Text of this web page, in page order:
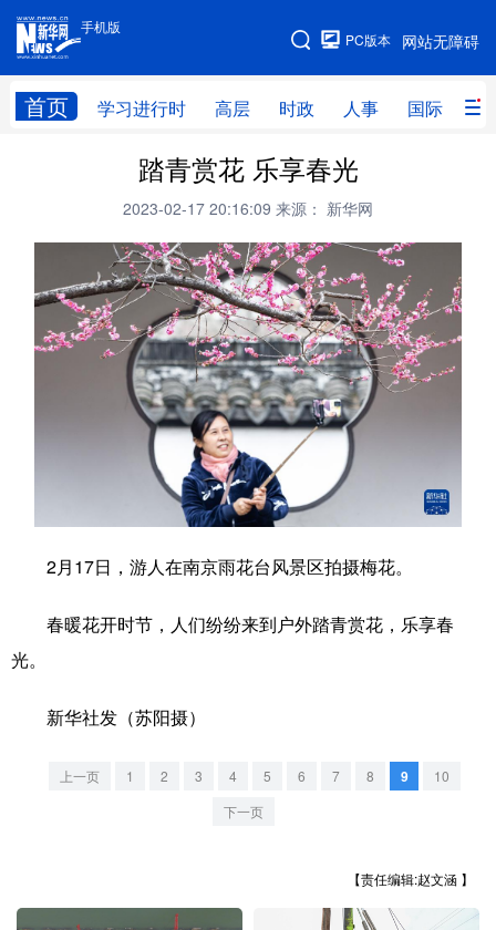
手机版
网站无障碍
PC版本
首页 学习进行时 高层 时政 人事 国际 财
手机版
网站地图
高层 时政
财经 网评
思客智库 全球连线
科技 科创 量子 体育
文化 书画 健康 军事
视频 图片
中央文件 金融
人居 信息化 数字经济
彩票 娱乐 时尚 悦读
文化产业
辽宁 吉林
踏青赏花 乐享春光
2023-02-17 20:16:09 来源： 新华网
2月17日，游人在南京雨花台风景区拍摄梅花。
春暖花开时节，人们纷纷来到户外踏青赏花，乐享春
光。
新华社发（苏阳摄）
上一页 1 2 3 4 5 6 7 8 9
10
下一页
【责任编辑:赵文涵 】